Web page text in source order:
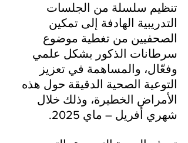
تنظيم سلسلة من الجلسات
التدريبية الهادفة إلى تمكين
الصحفيين من تغطية موضوع
سرطانات الذكور بشكل علمي
وفعّال، والمساهمة في تعزيز
التوعية الصحية الدقيقة حول هذه
الأمراض الخطيرة، وذلك خلال
شهري أفريل – ماي 2025.